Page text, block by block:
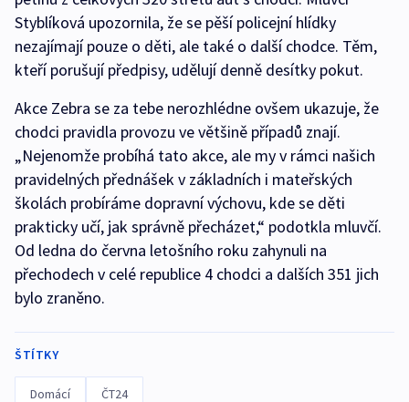
Styblíková upozornila, že se pěší policejní hlídky
nezajímají pouze o děti, ale také o další chodce. Těm,
kteří porušují předpisy, udělují denně desítky pokut.
Akce Zebra se za tebe nerozhlédne ovšem ukazuje, že
chodci pravidla provozu ve většině případů znají.
„Nejenomže probíhá tato akce, ale my v rámci našich
pravidelných přednášek v základních i mateřských
školách probíráme dopravní výchovu, kde se děti
prakticky učí, jak správně přecházet,“ podotkla mluvčí.
Od ledna do června letošního roku zahynuli na
přechodech v celé republice 4 chodci a dalších 351 jich
bylo zraněno.
ŠTÍTKY
Domácí ČT24